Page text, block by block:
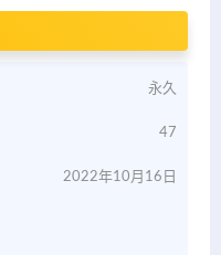
永久
47
2022年10月16日